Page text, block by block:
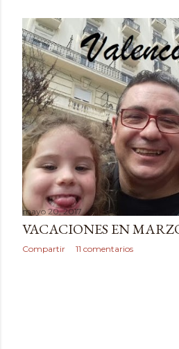
mayo 20, 2017
VACACIONES EN
Compartir 11 comentarios